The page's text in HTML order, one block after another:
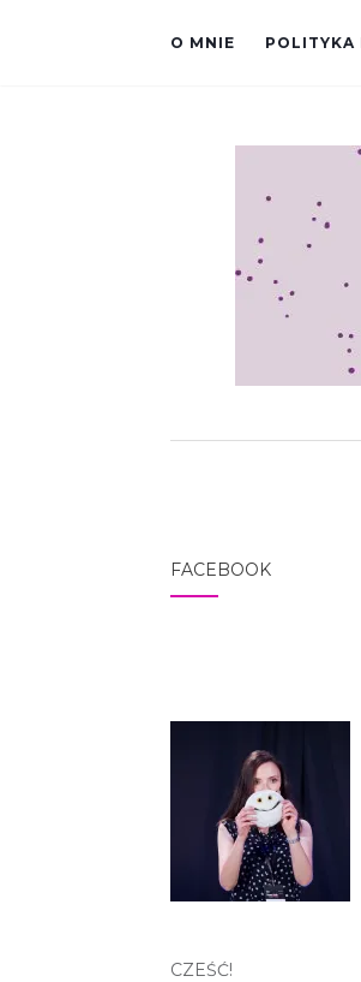
O MNIE POLITYKA
FACEBOOK
CZEŚĆ!